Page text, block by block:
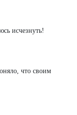
исчезнуть!
что своим